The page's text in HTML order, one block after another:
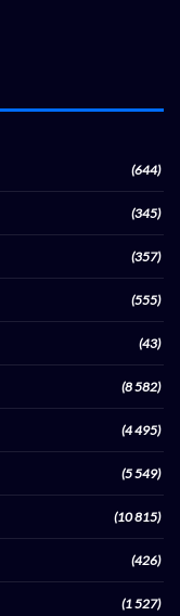
(644)
(345)
(357)
(555)
(43)
(8 582)
(4 495)
(5 549)
(10 815)
(426)
(1 527)